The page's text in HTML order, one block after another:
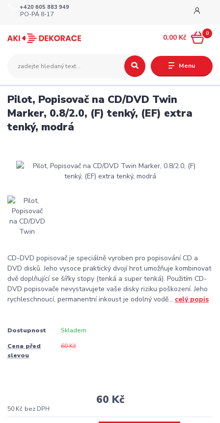
Menu
+420 605 883 949
PO-PÁ 8-17
0
0,00 Kč
Pilot, Popisovač na CD/DVD Twin
Marker, 0.8/2.0, (F) tenký, (EF) extra
tenký, modrá
CD-DVD popisovač je speciálně vyroben pro popisování CD a
DVD disků. Jeho vysoce praktický dvojí hrot umožňuje kombinovat
dvě doplňující se šířky stopy (tenká a super tenká). Použitím CD-
DVD popisovače nevystavujete vaše disky riziku poškození. Jeho
rychleschnoucí, permanentní inkoust je odolný vodě... celý popis
Dostupnost Skladem
Cena před
slevou
60 Kč
60 Kč
50 Kč bez DPH